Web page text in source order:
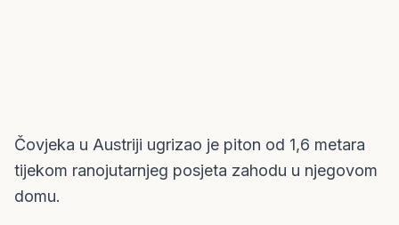
Čovjeka u Austriji ugrizao je piton od 1,6 metara
tijekom ranojutarnjeg posjeta zahodu u njegovom
domu.